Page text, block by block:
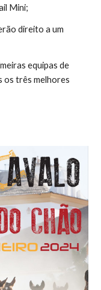
Mini;
direito a um
equipas de
os três melhores